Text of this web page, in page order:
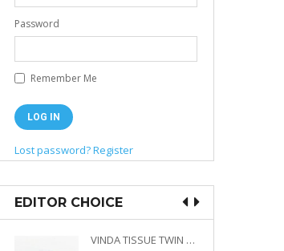
Password
Remember Me
Lost password?Register
EDITOR CHOICE
VINDA TISSUE TWIN PACK 2 X 330 S